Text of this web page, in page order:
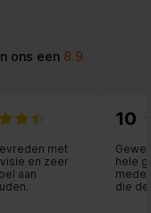
ons een8.9
met
en zeer
aan
10
hele
die